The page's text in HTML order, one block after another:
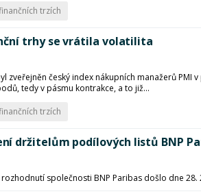
trzích
trhy se vrátila volatilita
zveřejněn český index nákupních manažerů
tedy v pásmu kontrakce, a to již...
trzích
držitelům podílových listů BNP
společnosti BNP Paribas došlo dne 28.